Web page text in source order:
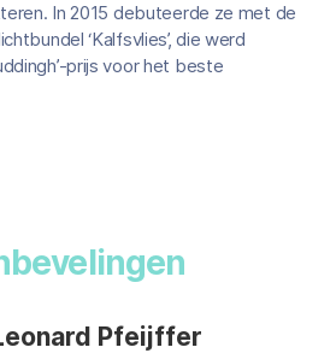
In 2015 debuteerde ze met de
‘Kalfsvlies’, die werd
prijs voor het beste
Pfeijffer